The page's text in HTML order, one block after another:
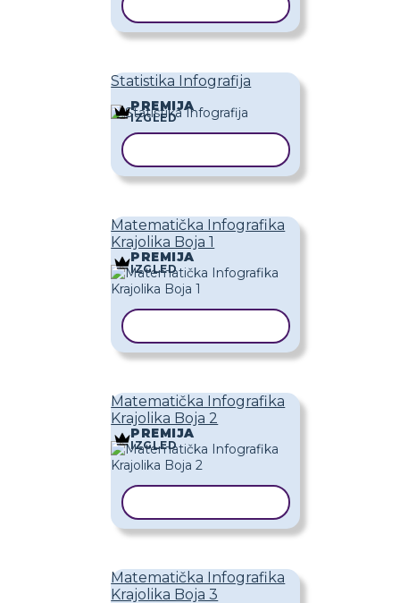
Statistika Infografija
PREMIJA
IZGLED
Matematička Infografika
Krajolika Boja 1
PREMIJA
IZGLED
Matematička Infografika
Krajolika Boja 2
PREMIJA
IZGLED
Matematička Infografika
Krajolika Boja 3